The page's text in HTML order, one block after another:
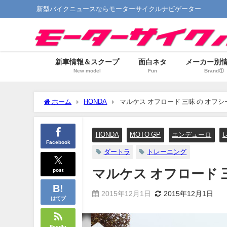
新型バイクニュースならモーターサイクルナビゲーター
新車情報＆スクープ
New model
面白ネタ
Fun
メーカー別
Brand①
ホーム HONDA マルケス オフロード 三昧 の オフシ
Facebook
post
はてブ
HONDA MOTO GP エンデューロ
ダートラ トレーニング
マルケス オフロード
2015年12月1日 2015年12月1日